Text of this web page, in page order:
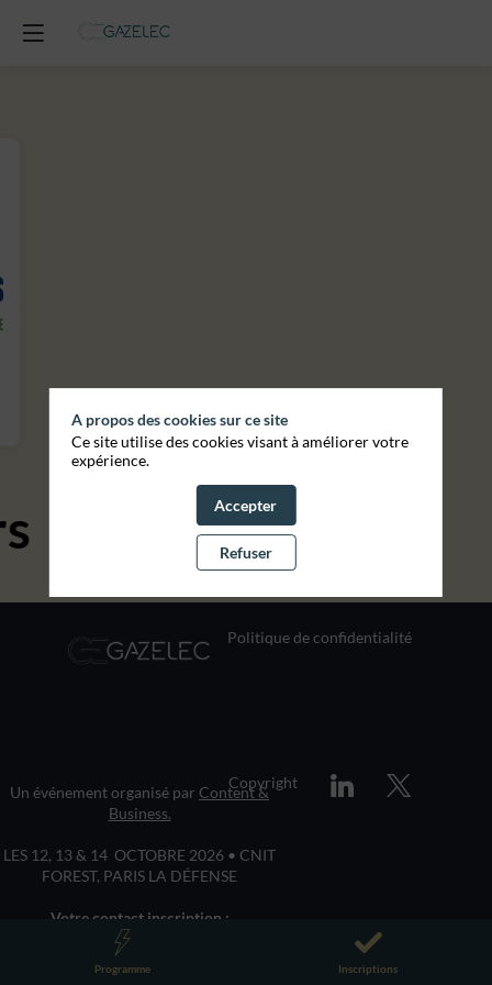
Un événement organisé par Content &
Business.
LES 12, 13 & 14 OCTOBRE 2026 • CNIT
FOREST, PARIS LA DÉFENSE
Votre contact inscription :
inscriptions@contentandbusiness.fr
01 83 64 12 58
Politique de confidentialité
Copyright
Programme Inscriptions
A propos des cookies sur ce site
Ce site utilise des cookies visant à améliorer votre
expérience.
Accepter
Refuser